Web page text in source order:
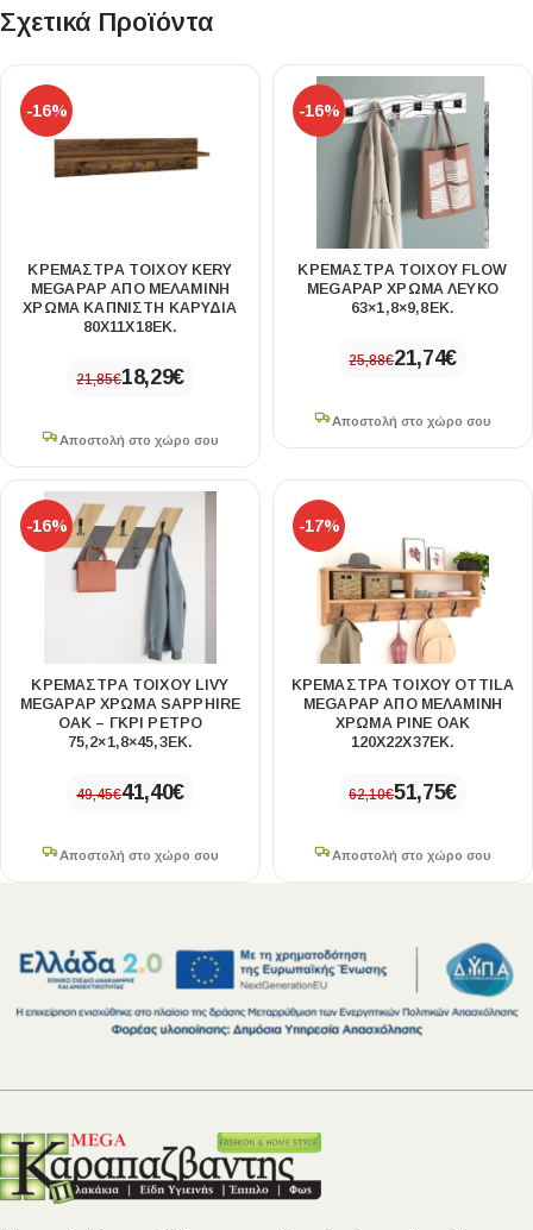
Σχετικά Προϊόντα
-16%
ΚΡΕΜΆΣΤΡΑ ΤΟΊΧΟΥ KERY
MEGAPAP ΑΠΌ ΜΕΛΑΜΊΝΗ
ΧΡΏΜΑ ΚΑΠΝΙΣΤΉ ΚΑΡΥΔΙΆ
80X11X18ΕΚ.
21,85€18,29€
Αποστολή στο χώρο σου
-16%
ΚΡΕΜΆΣΤΡΑ ΤΟΊΧΟΥ FLOW
MEGAPAP ΧΡΏΜΑ ΛΕΥΚΌ
63×1,8×9,8ΕΚ.
25,88€21,74€
Αποστολή στο χώρο σου
-16%
ΚΡΕΜΆΣΤΡΑ ΤΟΊΧΟΥ LIVY
MEGAPAP ΧΡΏΜΑ SAPPHIRE
OAK – ΓΚΡΙ ΡΕΤΡΌ
75,2×1,8×45,3ΕΚ.
49,45€41,40€
Αποστολή στο χώρο σου
-17%
ΚΡΕΜΆΣΤΡΑ ΤΟΊΧΟΥ OTTILA
MEGAPAP ΑΠΌ ΜΕΛΑΜΊΝΗ
ΧΡΏΜΑ PINE OAK
120X22X37ΕΚ.
62,10€51,75€
Αποστολή στο χώρο σου